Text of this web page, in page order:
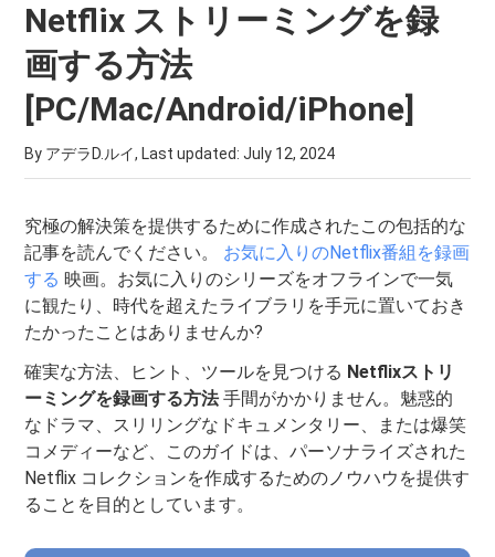
Netflix ストリーミングを録
画する方法
[PC/Mac/Android/iPhone]
By アデラD.ルイ, Last updated:July 12, 2024
究極の解決策を提供するために作成されたこの包括的な
記事を読んでください。 お気に入りのNetflix番組を録画
する 映画。お気に入りのシリーズをオフラインで一気
に観たり、時代を超えたライブラリを手元に置いておき
たかったことはありませんか?
確実な方法、ヒント、ツールを見つける Netflixストリ
ーミングを録画する方法手間がかかりません。魅惑的
なドラマ、スリリングなドキュメンタリー、または爆笑
コメディーなど、このガイドは、パーソナライズされた
Netflix コレクションを作成するためのノウハウを提供す
ることを目的としています。